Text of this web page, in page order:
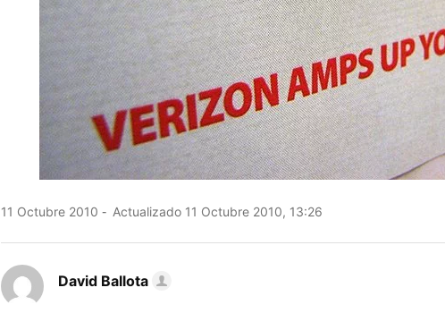
11 Octubre 2010 Actualizado 11 Octubre 2010, 13:26
David Ballota